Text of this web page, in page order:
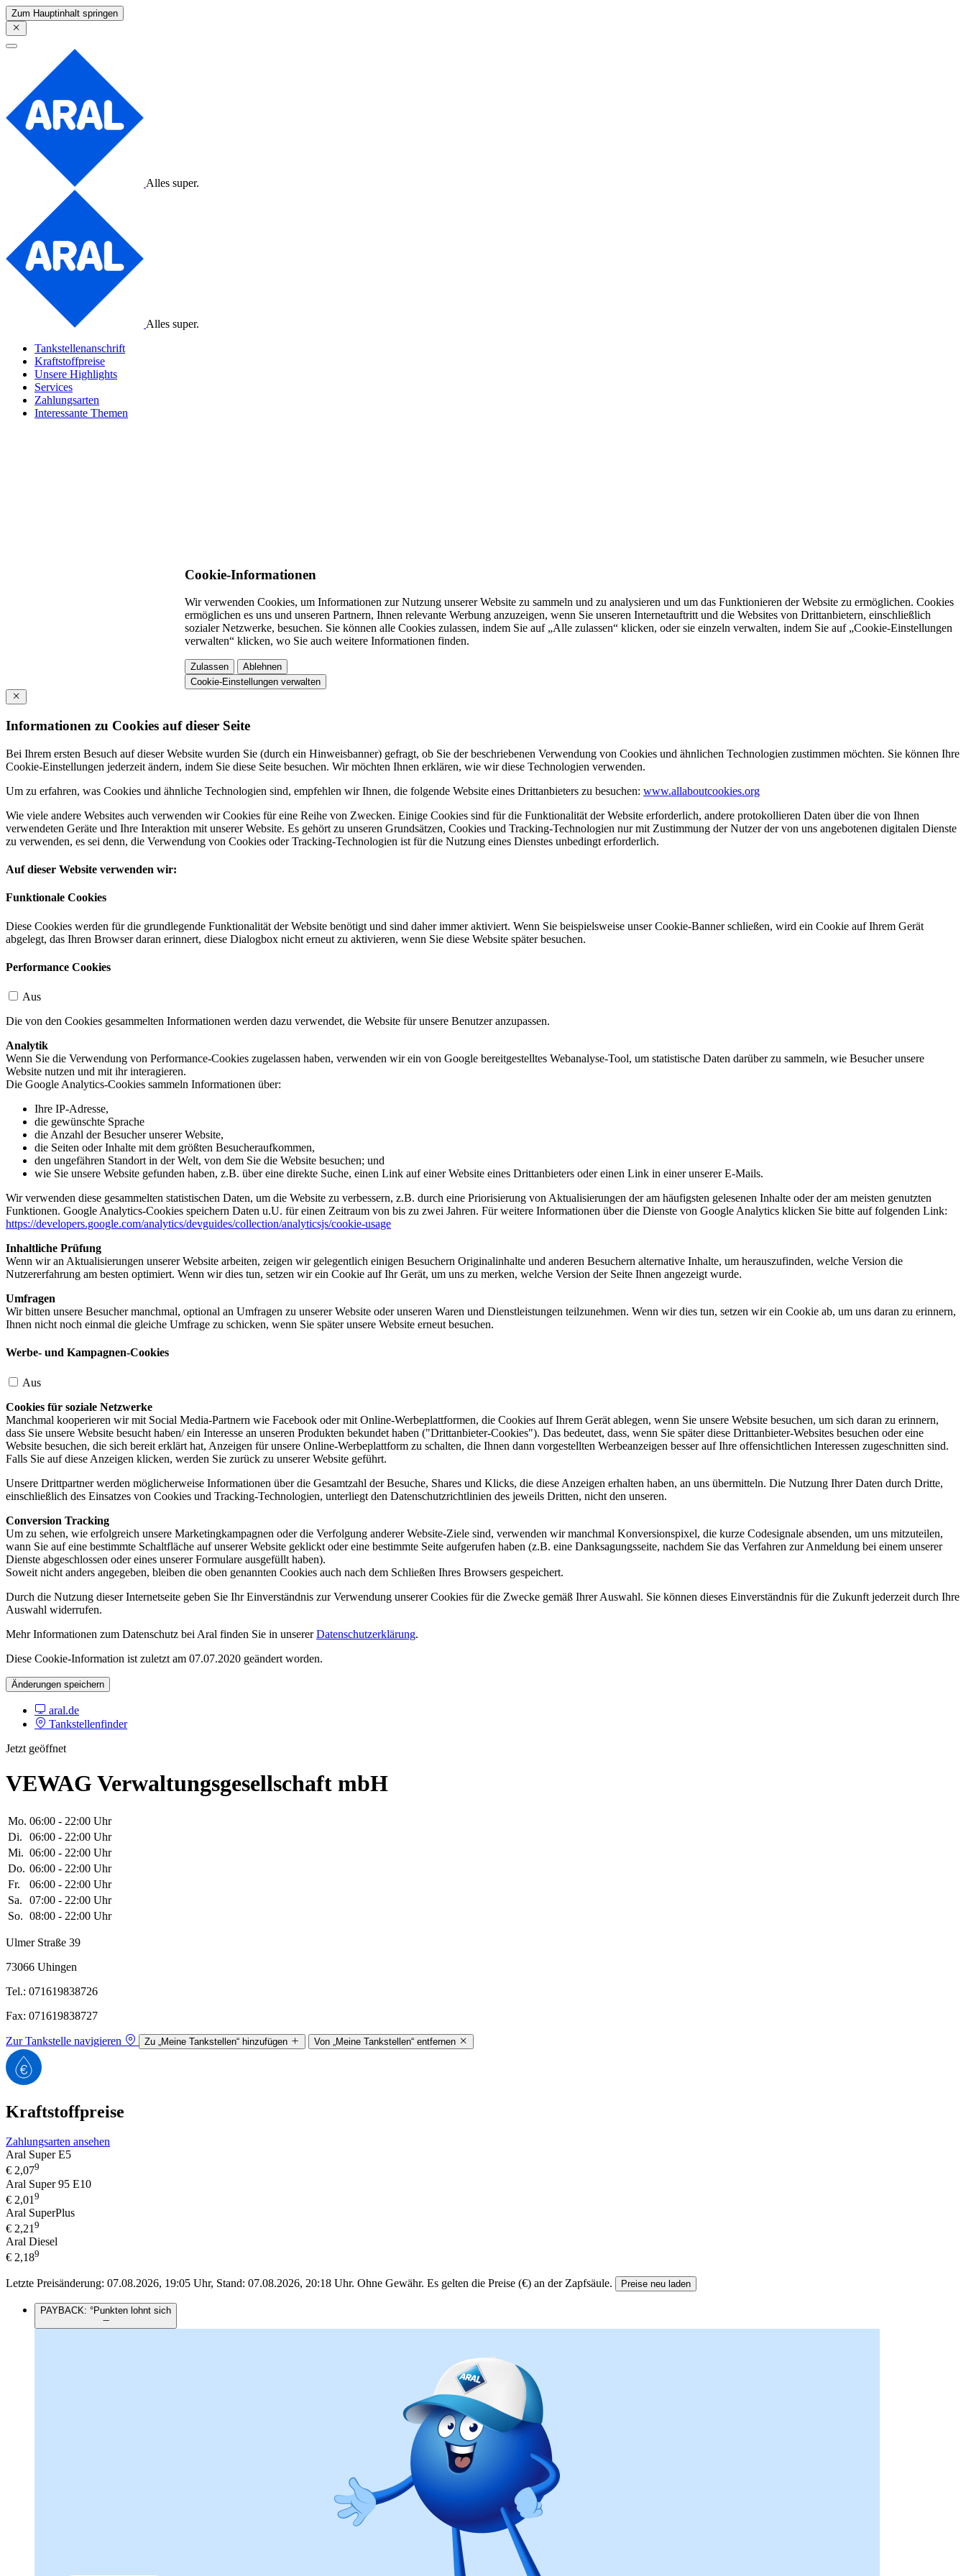
Zum Hauptinhalt springen
Alles super.
Alles super.
Tankstellenanschrift
Kraftstoffpreise
Unsere Highlights
Services
Zahlungsarten
Interessante Themen
Cookie-Informationen
Wir verwenden Cookies, um Informationen zur Nutzung unserer Website zu sammeln und zu analysieren und um das Funktionieren der Website zu ermöglichen. Cookies
ermöglichen es uns und unseren Partnern, Ihnen relevante Werbung anzuzeigen, wenn Sie unseren Internetauftritt und die Websites von Drittanbietern, einschließlich
sozialer Netzwerke, besuchen. Sie können alle Cookies zulassen, indem Sie auf „Alle zulassen“ klicken, oder sie einzeln verwalten, indem Sie auf „Cookie-Einstellungen
verwalten“ klicken, wo Sie auch weitere Informationen finden.
Zulassen
Ablehnen
Cookie-Einstellungen verwalten
Informationen zu Cookies auf dieser Seite
Bei Ihrem ersten Besuch auf dieser Website wurden Sie (durch ein Hinweisbanner) gefragt, ob Sie der beschriebenen Verwendung von Cookies und ähnlichen Technologien zustimmen möchten. Sie können Ihre
Cookie-Einstellungen jederzeit ändern, indem Sie diese Seite besuchen. Wir möchten Ihnen erklären, wie wir diese Technologien verwenden.
Um zu erfahren, was Cookies und ähnliche Technologien sind, empfehlen wir Ihnen, die folgende Website eines Drittanbieters zu besuchen: www.allaboutcookies.org
Wie viele andere Websites auch verwenden wir Cookies für eine Reihe von Zwecken. Einige Cookies sind für die Funktionalität der Website erforderlich, andere protokollieren Daten über die von Ihnen
verwendeten Geräte und Ihre Interaktion mit unserer Website. Es gehört zu unseren Grundsätzen, Cookies und Tracking-Technologien nur mit Zustimmung der Nutzer der von uns angebotenen digitalen Dienste
zu verwenden, es sei denn, die Verwendung von Cookies oder Tracking-Technologien ist für die Nutzung eines Dienstes unbedingt erforderlich.
Auf dieser Website verwenden wir:
Funktionale Cookies
Diese Cookies werden für die grundlegende Funktionalität der Website benötigt und sind daher immer aktiviert. Wenn Sie beispielsweise unser Cookie-Banner schließen, wird ein Cookie auf Ihrem Gerät
abgelegt, das Ihren Browser daran erinnert, diese Dialogbox nicht erneut zu aktivieren, wenn Sie diese Website später besuchen.
Performance Cookies
Aus
Die von den Cookies gesammelten Informationen werden dazu verwendet, die Website für unsere Benutzer anzupassen.
Analytik
Wenn Sie die Verwendung von Performance-Cookies zugelassen haben, verwenden wir ein von Google bereitgestelltes Webanalyse-Tool, um statistische Daten darüber zu sammeln, wie Besucher unsere
Website nutzen und mit ihr interagieren.
Die Google Analytics-Cookies sammeln Informationen über:
Ihre IP-Adresse,
die gewünschte Sprache
die Anzahl der Besucher unserer Website,
die Seiten oder Inhalte mit dem größten Besucheraufkommen,
den ungefähren Standort in der Welt, von dem Sie die Website besuchen; und
wie Sie unsere Website gefunden haben, z.B. über eine direkte Suche, einen Link auf einer Website eines Drittanbieters oder einen Link in einer unserer E-Mails.
Wir verwenden diese gesammelten statistischen Daten, um die Website zu verbessern, z.B. durch eine Priorisierung von Aktualisierungen der am häufigsten gelesenen Inhalte oder der am meisten genutzten
Funktionen. Google Analytics-Cookies speichern Daten u.U. für einen Zeitraum von bis zu zwei Jahren. Für weitere Informationen über die Dienste von Google Analytics klicken Sie bitte auf folgenden Link:
https://developers.google.com/analytics/devguides/collection/analyticsjs/cookie-usage
Inhaltliche Prüfung
Wenn wir an Aktualisierungen unserer Website arbeiten, zeigen wir gelegentlich einigen Besuchern Originalinhalte und anderen Besuchern alternative Inhalte, um herauszufinden, welche Version die
Nutzererfahrung am besten optimiert. Wenn wir dies tun, setzen wir ein Cookie auf Ihr Gerät, um uns zu merken, welche Version der Seite Ihnen angezeigt wurde.
Umfragen
Wir bitten unsere Besucher manchmal, optional an Umfragen zu unserer Website oder unseren Waren und Dienstleistungen teilzunehmen. Wenn wir dies tun, setzen wir ein Cookie ab, um uns daran zu erinnern,
Ihnen nicht noch einmal die gleiche Umfrage zu schicken, wenn Sie später unsere Website erneut besuchen.
Werbe- und Kampagnen-Cookies
Aus
Cookies für soziale Netzwerke
Manchmal kooperieren wir mit Social Media-Partnern wie Facebook oder mit Online-Werbeplattformen, die Cookies auf Ihrem Gerät ablegen, wenn Sie unsere Website besuchen, um sich daran zu erinnern,
dass Sie unsere Website besucht haben/ ein Interesse an unseren Produkten bekundet haben ("Drittanbieter-Cookies"). Das bedeutet, dass, wenn Sie später diese Drittanbieter-Websites besuchen oder eine
Website besuchen, die sich bereit erklärt hat, Anzeigen für unsere Online-Werbeplattform zu schalten, die Ihnen dann vorgestellten Werbeanzeigen besser auf Ihre offensichtlichen Interessen zugeschnitten sind.
Falls Sie auf diese Anzeigen klicken, werden Sie zurück zu unserer Website geführt.
Unsere Drittpartner werden möglicherweise Informationen über die Gesamtzahl der Besuche, Shares und Klicks, die diese Anzeigen erhalten haben, an uns übermitteln. Die Nutzung Ihrer Daten durch Dritte,
einschließlich des Einsatzes von Cookies und Tracking-Technologien, unterliegt den Datenschutzrichtlinien des jeweils Dritten, nicht den unseren.
Conversion Tracking
Um zu sehen, wie erfolgreich unsere Marketingkampagnen oder die Verfolgung anderer Website-Ziele sind, verwenden wir manchmal Konversionspixel, die kurze Codesignale absenden, um uns mitzuteilen,
wann Sie auf eine bestimmte Schaltfläche auf unserer Website geklickt oder eine bestimmte Seite aufgerufen haben (z.B. eine Danksagungsseite, nachdem Sie das Verfahren zur Anmeldung bei einem unserer
Dienste abgeschlossen oder eines unserer Formulare ausgefüllt haben).
Soweit nicht anders angegeben, bleiben die oben genannten Cookies auch nach dem Schließen Ihres Browsers gespeichert.
Durch die Nutzung dieser Internetseite geben Sie Ihr Einverständnis zur Verwendung unserer Cookies für die Zwecke gemäß Ihrer Auswahl. Sie können dieses Einverständnis für die Zukunft jederzeit durch Ihre
Auswahl widerrufen.
Mehr Informationen zum Datenschutz bei Aral finden Sie in unsererDatenschutzerklärung.
Diese Cookie-Information ist zuletzt am 07.07.2020 geändert worden.
Änderungen speichern
aral.de
Tankstellenfinder
Jetzt geöffnet
VEWAG Verwaltungsgesellschaft mbH
Mo. 06:00 - 22:00 Uhr
Di.
06:00 - 22:00 Uhr
Mi. 06:00 - 22:00 Uhr
Do. 06:00 - 22:00 Uhr
Fr.
06:00 - 22:00 Uhr
Sa.
07:00 - 22:00 Uhr
So. 08:00 - 22:00 Uhr
Ulmer Straße 39
73066 Uhingen
Tel.: 071619838726
Fax: 071619838727
Zur Tankstelle navigieren Zu „Meine Tankstellen“ hinzufügen Von „Meine Tankstellen“ entfernen
Kraftstoffpreise
Zahlungsarten ansehen
Aral Super E5
€ 2,079
Aral Super 95 E10
€ 2,01 9
Aral SuperPlus
€ 2,219
Aral Diesel
€ 2,189
Letzte Preisänderung: 07.08.2026, 19:05 Uhr, Stand: 07.08.2026, 20:18 Uhr. Ohne Gewähr. Es gelten die Preise (€) an der Zapfsäule. Preise neu laden
PAYBACK: °Punkten lohnt sich